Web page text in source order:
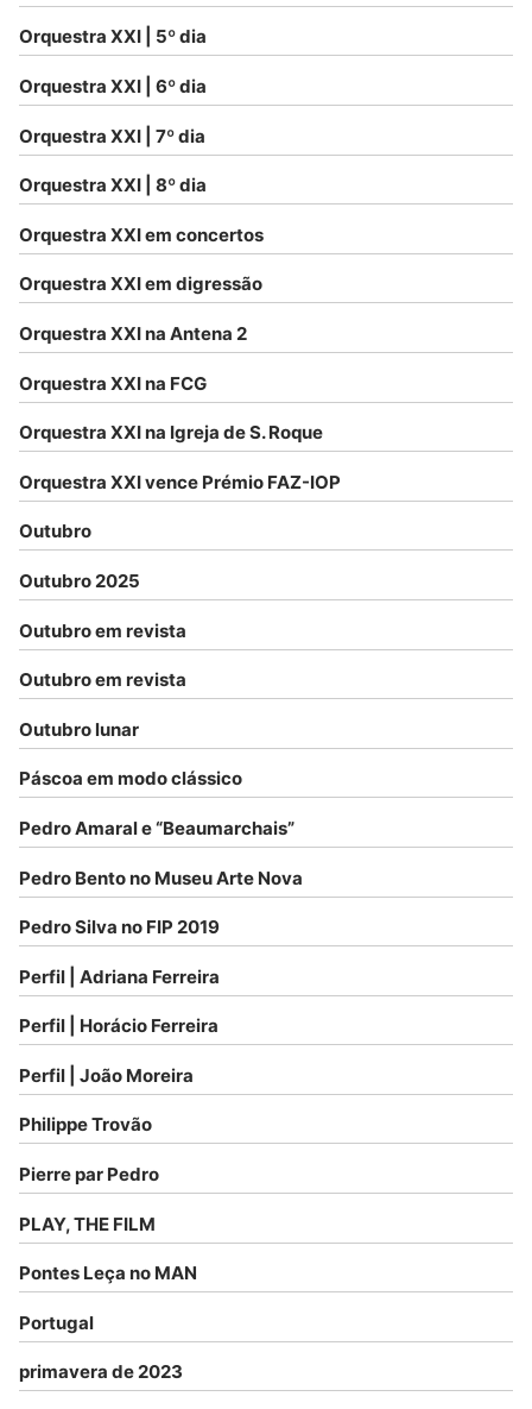
Orquestra XXI | 5º dia
Orquestra XXI | 6º dia
Orquestra XXI | 7º dia
Orquestra XXI | 8º dia
Orquestra XXI em concertos
Orquestra XXI em digressão
Orquestra XXI na Antena 2
Orquestra XXI na FCG
Orquestra XXI na Igreja de S. Roque
Orquestra XXI vence Prémio FAZ-IOP
Outubro
Outubro 2025
Outubro em revista
Outubro em revista
Outubro lunar
Páscoa em modo clássico
Pedro Amaral e “Beaumarchais”
Pedro Bento no Museu Arte Nova
Pedro Silva no FIP 2019
Perfil | Adriana Ferreira
Perfil | Horácio Ferreira
Perfil | João Moreira
Philippe Trovão
Pierre par Pedro
PLAY, THE FILM
Pontes Leça no MAN
Portugal
primavera de 2023